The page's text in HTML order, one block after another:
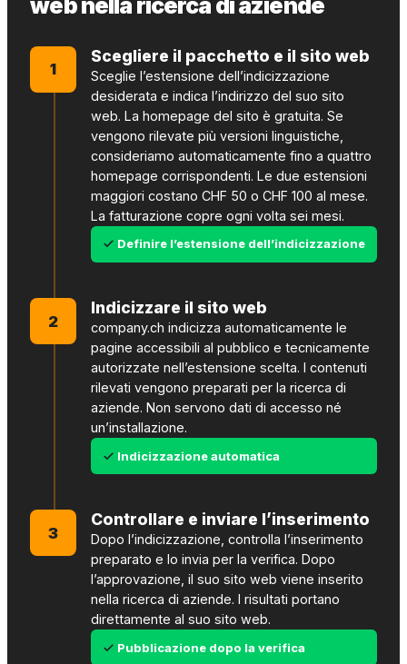
1
Scegliere il pacchetto e il sito web
Sceglie l’estensione dell’indicizzazione
desiderata e indica l’indirizzo del suo sito
web. La homepage del sito è gratuita. Se
vengono rilevate più versioni linguistiche,
consideriamo automaticamente fino a quattro
homepage corrispondenti. Le due estensioni
maggiori costano CHF 50 o CHF 100 al mese.
La fatturazione copre ogni volta sei mesi.
Definire l’estensione dell’indicizzazione
2
Indicizzare il sito web
company.ch indicizza automaticamente le
pagine accessibili al pubblico e tecnicamente
autorizzate nell’estensione scelta. I contenuti
rilevati vengono preparati per la ricerca di
aziende. Non servono dati di accesso né
un’installazione.
Indicizzazione automatica
3
Controllare e inviare l’inserimento
Dopo l’indicizzazione, controlla l’inserimento
preparato e lo invia per la verifica. Dopo
l’approvazione, il suo sito web viene inserito
nella ricerca di aziende. I risultati portano
direttamente al suo sito web.
Pubblicazione dopo la verifica